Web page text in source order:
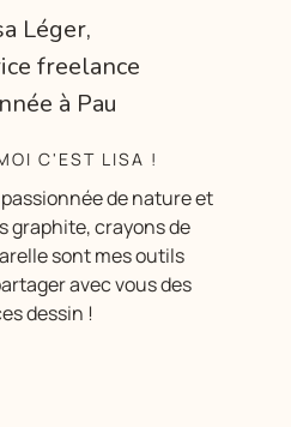
C'EST LISA !
de nature et
graphite, crayons de
sont mes outils
avec vous des
dessin !